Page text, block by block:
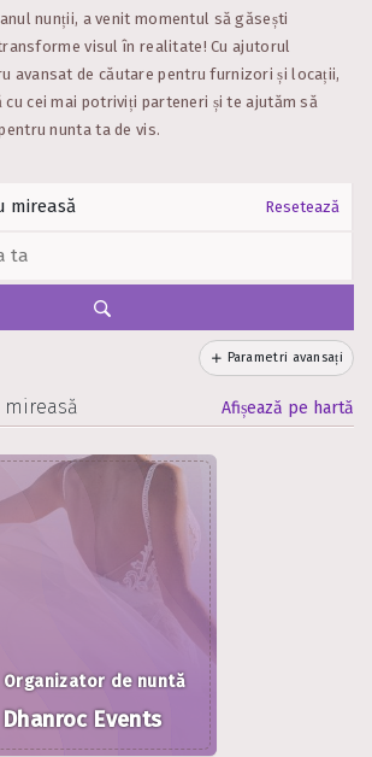
nunții, a venit momentul să găsești
visul în realitate! Cu ajutorul
avansat de căutare pentru furnizori și locații,
cei mai potriviți parteneri și te ajutăm să
nunta ta de vis.
Resetează
Parametri avansați
Afișează pe hartă
Organizator de nuntă
Dhanroc Events